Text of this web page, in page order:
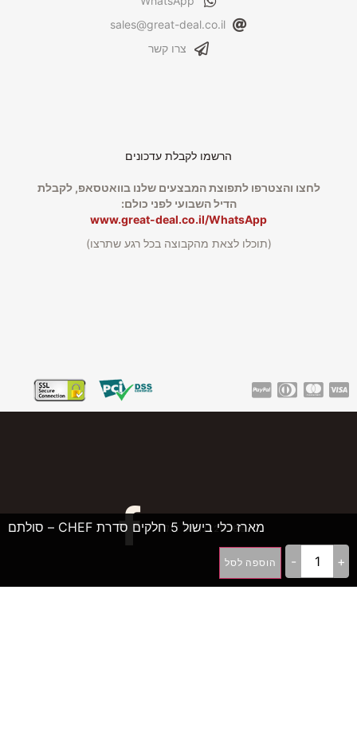
sales@great-deal.co.il
צרו קשר
הרשמו לקבלת עדכונים
לחצו והצטרפו לתפוצת המבצעים שלנו בוואטסאפ, לקבלת
הדיל השבועי לפני כולם:
www.great-deal.co.il/WhatsApp
(תוכלו לצאת מהקבוצה בכל רגע שתרצו)
©2026, גרייט דיל
מארז כלי בישול 5 חלקים סדרת CHEF – סולתם
+
- הוספה לסל